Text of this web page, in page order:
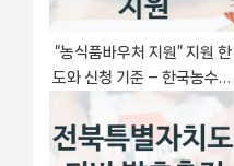
“농식품바우처 지원” 지원 한
도와 신청 기준 – 한국농수산
식품유통공사 복지정책 요건
및 혜택